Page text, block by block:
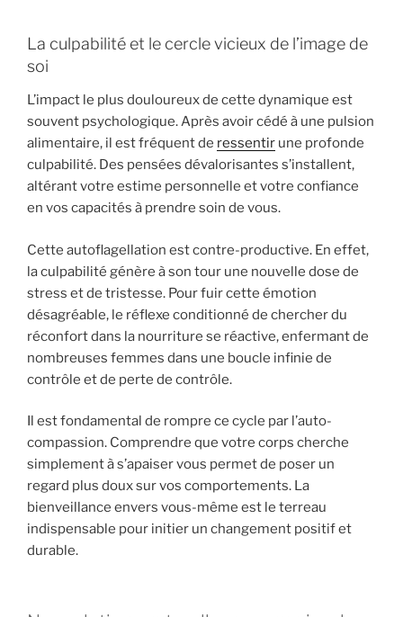
La culpabilité et le cercle vicieux de l’image de
soi
L’impact le plus douloureux de cette dynamique est
souvent psychologique. Après avoir cédé à une pulsion
alimentaire, il est fréquent de ressentir une profonde
culpabilité. Des pensées dévalorisantes s’installent,
altérant votre estime personnelle et votre confiance
en vos capacités à prendre soin de vous.
Cette autoflagellation est contre-productive. En effet,
la culpabilité génère à son tour une nouvelle dose de
stress et de tristesse. Pour fuir cette émotion
désagréable, le réflexe conditionné de chercher du
réconfort dans la nourriture se réactive, enfermant de
nombreuses femmes dans une boucle infinie de
contrôle et de perte de contrôle.
Il est fondamental de rompre ce cycle par l’auto-
compassion. Comprendre que votre corps cherche
simplement à s’apaiser vous permet de poser un
regard plus doux sur vos comportements. La
bienveillance envers vous-même est le terreau
indispensable pour initier un changement positif et
durable.